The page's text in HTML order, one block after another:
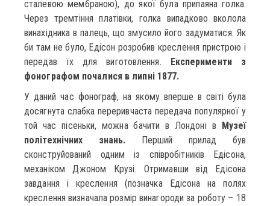
сталевою мембраною), до якої була припаяна голка.
Через тремтіння платівки, голка випадково вколола
винахідника в палець, що змусило його задуматися. Як
би там не було, Едісон розробив креслення пристрою і
передав їх для виготовлення. Експерименти з
фонографом почалися в липні 1877.
У даний час фонограф, на якому вперше в світі була
досягнута слабка переривчаста передача популярної у
той час пісеньки, можна бачити в Лондоні в Музеї
політехнічних знань. Перший прилад був
сконструйований одним із співробітників Едісона,
механіком Джоном Крузі. Отримавши від Едісона
завдання і креслення (позначка Едісона на полях
креслення визначала розмір винагороди за роботу – 18